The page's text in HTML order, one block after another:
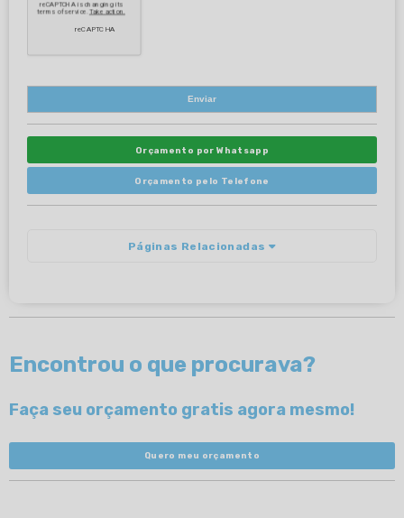
Orçamento por Whatsapp
Orçamento pelo Telefone
Páginas Relacionadas
Encontrou o que procurava?
Faça seu orçamento gratis agora mesmo!
Quero meu orçamento